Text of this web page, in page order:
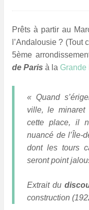
Prêts à partir au
l’Andalousie ? (Tout
5ème
de Paris à la Grande
« Quand
ville, le minaret
cette place, il
nuancé de l’Île-
dont les tours
seront point
Extrait du
construction